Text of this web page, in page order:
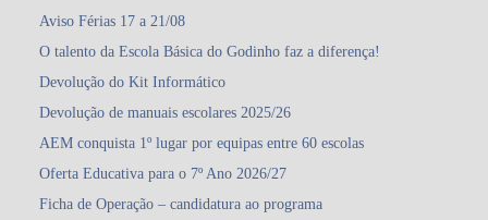
Aviso Férias 17 a 21/08
O talento da Escola Básica do Godinho faz a diferença!
Devolução do Kit Informático
Devolução de manuais escolares 2025/26
AEM conquista 1º lugar por equipas entre 60 escolas
Oferta Educativa para o 7º Ano 2026/27
Ficha de Operação – candidatura ao programa